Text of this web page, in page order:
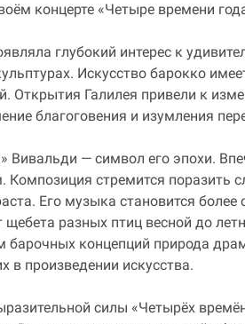
концерте «Четыре времени
глубокий интерес к
Искусство барокко
Открытия Галилея привели к
благоговения и изумления
Вивальди — символ его эпохи.
стремится поразить
Его музыка становится
разных птиц весной до
концепций природа
в произведении искусства.
силы «Четырёх